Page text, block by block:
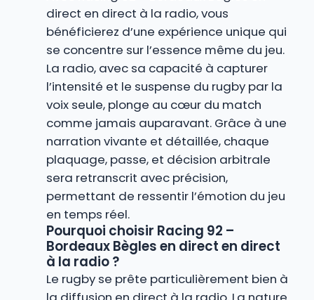
direct en direct à la radio, vous
bénéficierez d’une expérience unique qui
se concentre sur l’essence même du jeu.
La radio, avec sa capacité à capturer
l’intensité et le suspense du rugby par la
voix seule, plonge au cœur du match
comme jamais auparavant. Grâce à une
narration vivante et détaillée, chaque
plaquage, passe, et décision arbitrale
sera retranscrit avec précision,
permettant de ressentir l’émotion du jeu
en temps réel.
Pourquoi choisir Racing 92 –
Bordeaux Bègles en direct en direct
à la radio ?
Le rugby se prête particulièrement bien à